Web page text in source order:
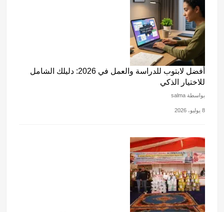
أفضل لابتوب للدراسة والعمل في 2026: دليلك الشامل
للاختيار الذكي
بواسطة salma
8 يوليو، 2026